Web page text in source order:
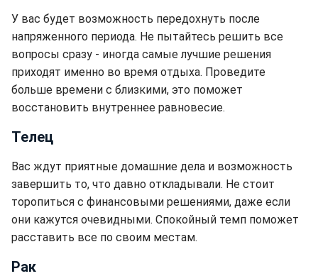
У вас будет возможность передохнуть после
напряженного периода. Не пытайтесь решить все
вопросы сразу - иногда самые лучшие решения
приходят именно во время отдыха. Проведите
больше времени с близкими, это поможет
восстановить внутреннее равновесие.
Телец
Вас ждут приятные домашние дела и возможность
завершить то, что давно откладывали. Не стоит
торопиться с финансовыми решениями, даже если
они кажутся очевидными. Спокойный темп поможет
расставить все по своим местам.
Рак